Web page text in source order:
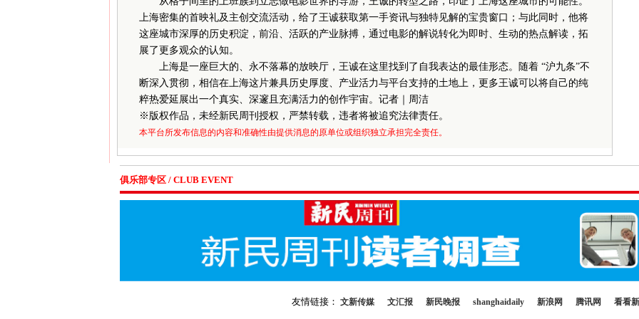
上海密集的首映礼及主创交流活动，给了王诚获取第一手资讯与独特见解的宝贵窗口；与此同时，他将
这座城市深厚的历史积淀，前沿、活跃的产业脉搏，通过电影的解说转化为即时、生动的热点解读，拓
展了更多观众的认知。
上海是一座巨大的、永不落幕的放映厅，王诚在这里找到了自我表达的最佳形态。随着 “沪九条”不
断深入贯彻，相信在上海这片兼具历史厚度、产业活力与平台支持的土地上，更多王诚可以将自己的纯
粹热爱延展出一个真实、深邃且充满活力的创作宇宙。记者｜周洁
※ 版权作品，未经新民周刊授权，严禁转载，违者将被追究法律责任。
本平台所发布信息的内容和准确性由提供消息的原单位或组织独立承担完全责任。
俱乐部专区 / CLUB EVENT
友情链接： 文新传媒 文汇报 新民晚报 shanghaidaily 新浪网 腾讯网 看看